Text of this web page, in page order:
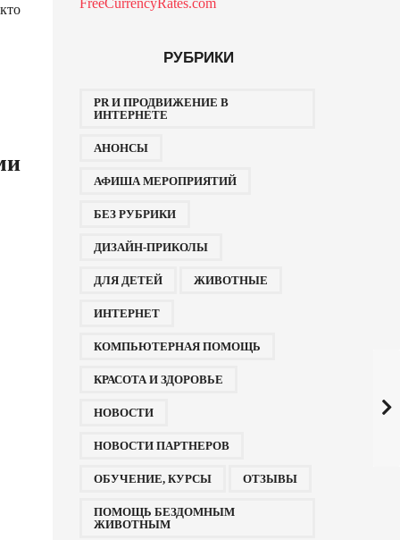
FreeCurrencyRates.com
РУБРИКИ
PR И ПРОДВИЖЕНИЕ В
ИНТЕРНЕТЕ
АНОНСЫ
АФИША МЕРОПРИЯТИЙ
БЕЗ РУБРИКИ
ДИЗАЙН-ПРИКОЛЫ
ДЛЯ ДЕТЕЙ ЖИВОТНЫЕ
ИНТЕРНЕТ
КОМПЬЮТЕРНАЯ ПОМОЩЬ
КРАСОТА И ЗДОРОВЬЕ
НОВОСТИ
НОВОСТИ ПАРТНЕРОВ
ОБУЧЕНИЕ, КУРСЫ ОТЗЫВЫ
ПОМОЩЬ БЕЗДОМНЫМ
ЖИВОТНЫМ